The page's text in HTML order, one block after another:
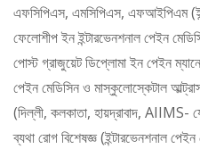
এফসিপিএস, এমসিপিএস, এফআইপিএম
ফেলোশীপ ইন ইন্টারভেনশনাল পেইন
পোস্ট গ্রাজুয়েট ডিপ্লোমা ইন পেইন
পেইন মেডিসিন ও মাস্কুলোস্কেটাল
(দিল্লী, কলকাতা, হায়দ্রাবাদ, AIIMS-
ব্যথা রোগ বিশেষজ্ঞ (ইন্টারভেনশনাল পেইন